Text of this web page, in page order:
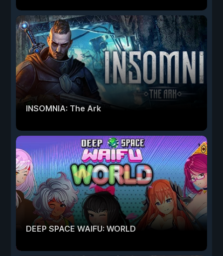
INSOMNIA: The Ark
DEEP SPACE WAIFU: WORLD